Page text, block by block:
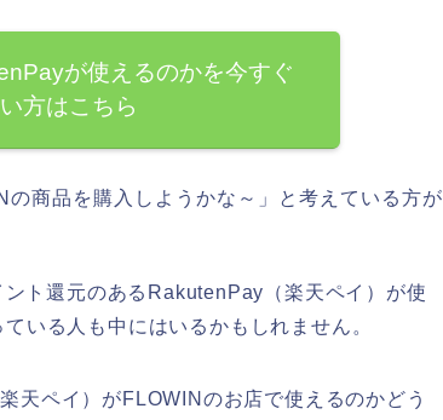
が使えるのかを今すぐ
方はこちら
商品を購入しようかな～」と考えている方が
ト還元のあるRakutenPay（楽天ペイ）が使
いる人も中にはいるかもしれません。
天ペイ）がFLOWINのお店で使えるのかどう